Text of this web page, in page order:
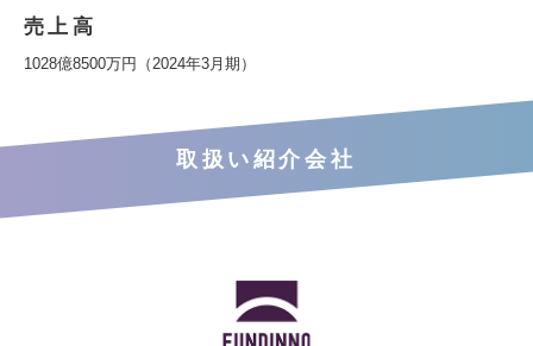
売上高
1028億8500万円（2024年3月期）
取扱い紹介会社